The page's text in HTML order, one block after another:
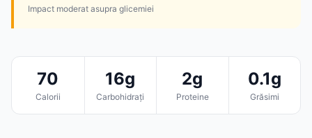
Impact moderat asupra glicemiei
70
Calorii
16g
Carbohidrați
2g
Proteine
0.1g
Grăsimi